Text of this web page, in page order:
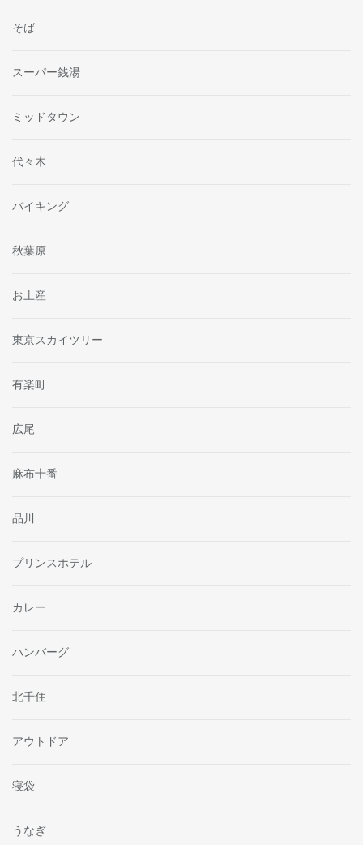
そば
スーパー銭湯
ミッドタウン
代々木
バイキング
秋葉原
お土産
東京スカイツリー
有楽町
広尾
麻布十番
品川
プリンスホテル
カレー
ハンバーグ
北千住
アウトドア
寝袋
うなぎ